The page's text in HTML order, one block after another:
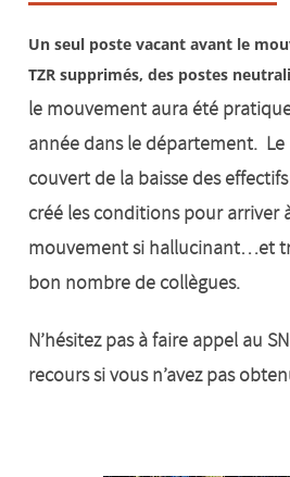
Un seul poste vacant avant le mo
TZR supprimés, des postes
le mouvement aura été
année dans le département. Le
couvert de la baisse des
créé les conditions pour arriver
mouvement si hallucinant…et
bon nombre de collègues.
N’hésitez pas à faire appel au
recours si vous n’avez pas